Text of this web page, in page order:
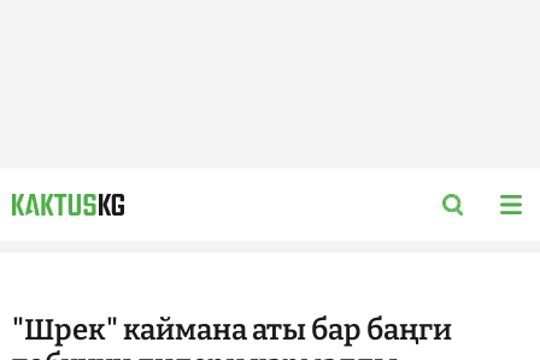
"Шрек" каймана аты бар баңги